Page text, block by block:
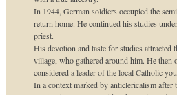
In 1944, German soldiers occupied the
return home. He continued his studies
priest.
His devotion and taste for studies attracted
village, who gathered around him. He then
considered a leader of the local Catholic
In a context marked by anticlericalism after